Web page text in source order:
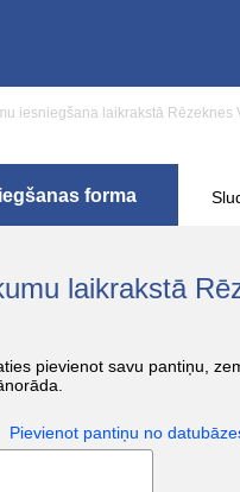
iesniegšana laikrakstā Rēzeknes
forma
laikrakstā
pievienot savu pantiņu,
Pievienot pantiņu no